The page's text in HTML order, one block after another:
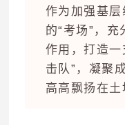
作为加强基
的“考场”，
作用，打造一
击队”，凝聚
高高飘扬在土